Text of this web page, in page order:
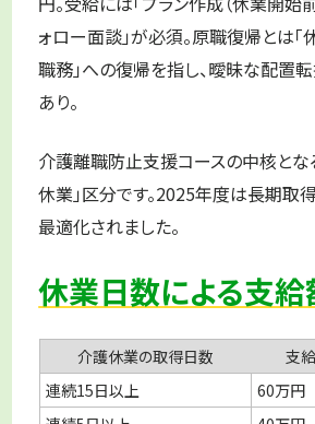
ォロー面談」が必須。原職復帰とは「
職務」への復帰を指し、曖昧な配置
あり。
介護離職防止支援コースの中核とな
休業」区分です。2025年度は長期取
最適化されました。
休業日数による支
介護休業の取得日数
支
連続15日以上
60万円